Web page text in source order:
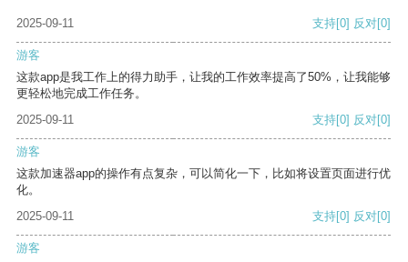
2025-09-11 支持[0] 反对[0]
游客
这款app是我工作上的得力助手，让我的工作效率提高了50%，让我能够
更轻松地完成工作任务。
2025-09-11
支持[0] 反对[0]
游客
这款加速器app的操作有点复杂，可以简化一下，比如将设置页面进行优
化。
2025-09-11
支持[0] 反对[0]
游客